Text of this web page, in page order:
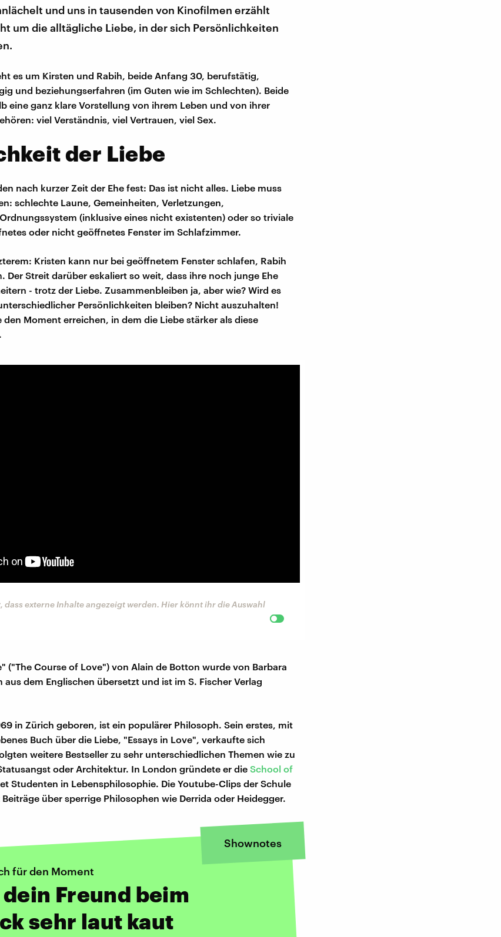
und uns in tausenden von Kinofilmen erzählt
um die alltägliche Liebe, in der sich Persönlichkeiten
es um Kirsten und Rabih, beide Anfang 30, berufstätig,
und beziehungserfahren (im Guten wie im Schlechten). Beide
eine ganz klare Vorstellung von ihrem Leben und von ihrer
viel Verständnis, viel Vertrauen, viel Sex.
der Liebe
nach kurzer Zeit der Ehe fest: Das ist nicht alles. Liebe muss
schlechte Laune, Gemeinheiten, Verletzungen,
(inklusive eines nicht existenten) oder so triviale
oder nicht geöffnetes Fenster im Schlafzimmer.
Kristen kann nur bei geöffnetem Fenster schlafen, Rabih
Der Streit darüber eskaliert so weit, dass ihre noch junge Ehe
- trotz der Liebe. Zusammenbleiben ja, aber wie? Wird es
Persönlichkeiten bleiben? Nicht auszuhalten!
den Moment erreichen, in dem die Liebe stärker als diese
dass externe Inhalte angezeigt werden. Hier könnt ihr die Auswahl
("The Course of Love") von Alain de Botton wurde von Barbara
dem Englischen übersetzt und ist im S. Fischer Verlag
in Zürich geboren, ist ein populärer Philosoph. Sein erstes, mit
Buch über die Liebe, "Essays in Love", verkaufte sich
weitere Bestseller zu sehr unterschiedlichen Themen wie zu
oder Architektur. In London gründete er die School of
Studenten in Lebensphilosophie. Die Youtube-Clips der Schule
über sperrige Philosophen wie Derrida oder Heidegger.
Shownotes
für den Moment
Freund beim
sehr laut kaut